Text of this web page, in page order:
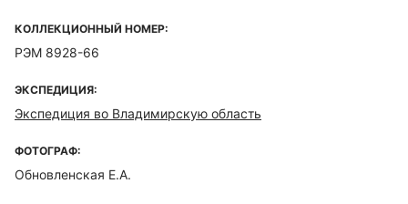
КОЛЛЕКЦИОННЫЙ НОМЕР:
РЭМ 8928-66
ЭКСПЕДИЦИЯ:
Экспедиция во Владимирскую область
ФОТОГРАФ:
Обновленская Е.А.